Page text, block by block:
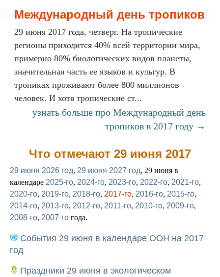
Международный день тропиков
29 июня 2017 года, четверг. На тропические
регионы приходится 40% всей территории мира,
примерно 80% биологических видов планеты,
значительная часть ее языков и культур. В
тропиках проживают более 800 миллионов
человек. И хотя тропические ст...
узнать больше про Международный день
тропиков в 2017 году →
Что отмечают 29 июня 2017
29 июня 2026 год, 29 июня 2027 год, 29 июня в
календаре 2025-го, 2024-го, 2023-го, 2022-го, 2021-го,
2020-го, 2019-го, 2018-го, 2017-го, 2016-го, 2015-го,
2014-го, 2013-го, 2012-го, 2011-го, 2010-го, 2009-го,
2008-го, 2007-го года.
События 29 июня в календаре ООН на 2017
год
Праздники 29 июня в экологическом